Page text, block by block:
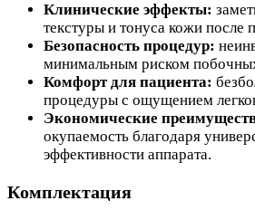
Клинические эффекты:
текстуры и тонуса кожи после
Безопасность процедур:
минимальным риском
Комфорт для пациента:
процедуры с ощущением
Экономические
окупаемость благодаря
эффективности аппарата.
Комплектация